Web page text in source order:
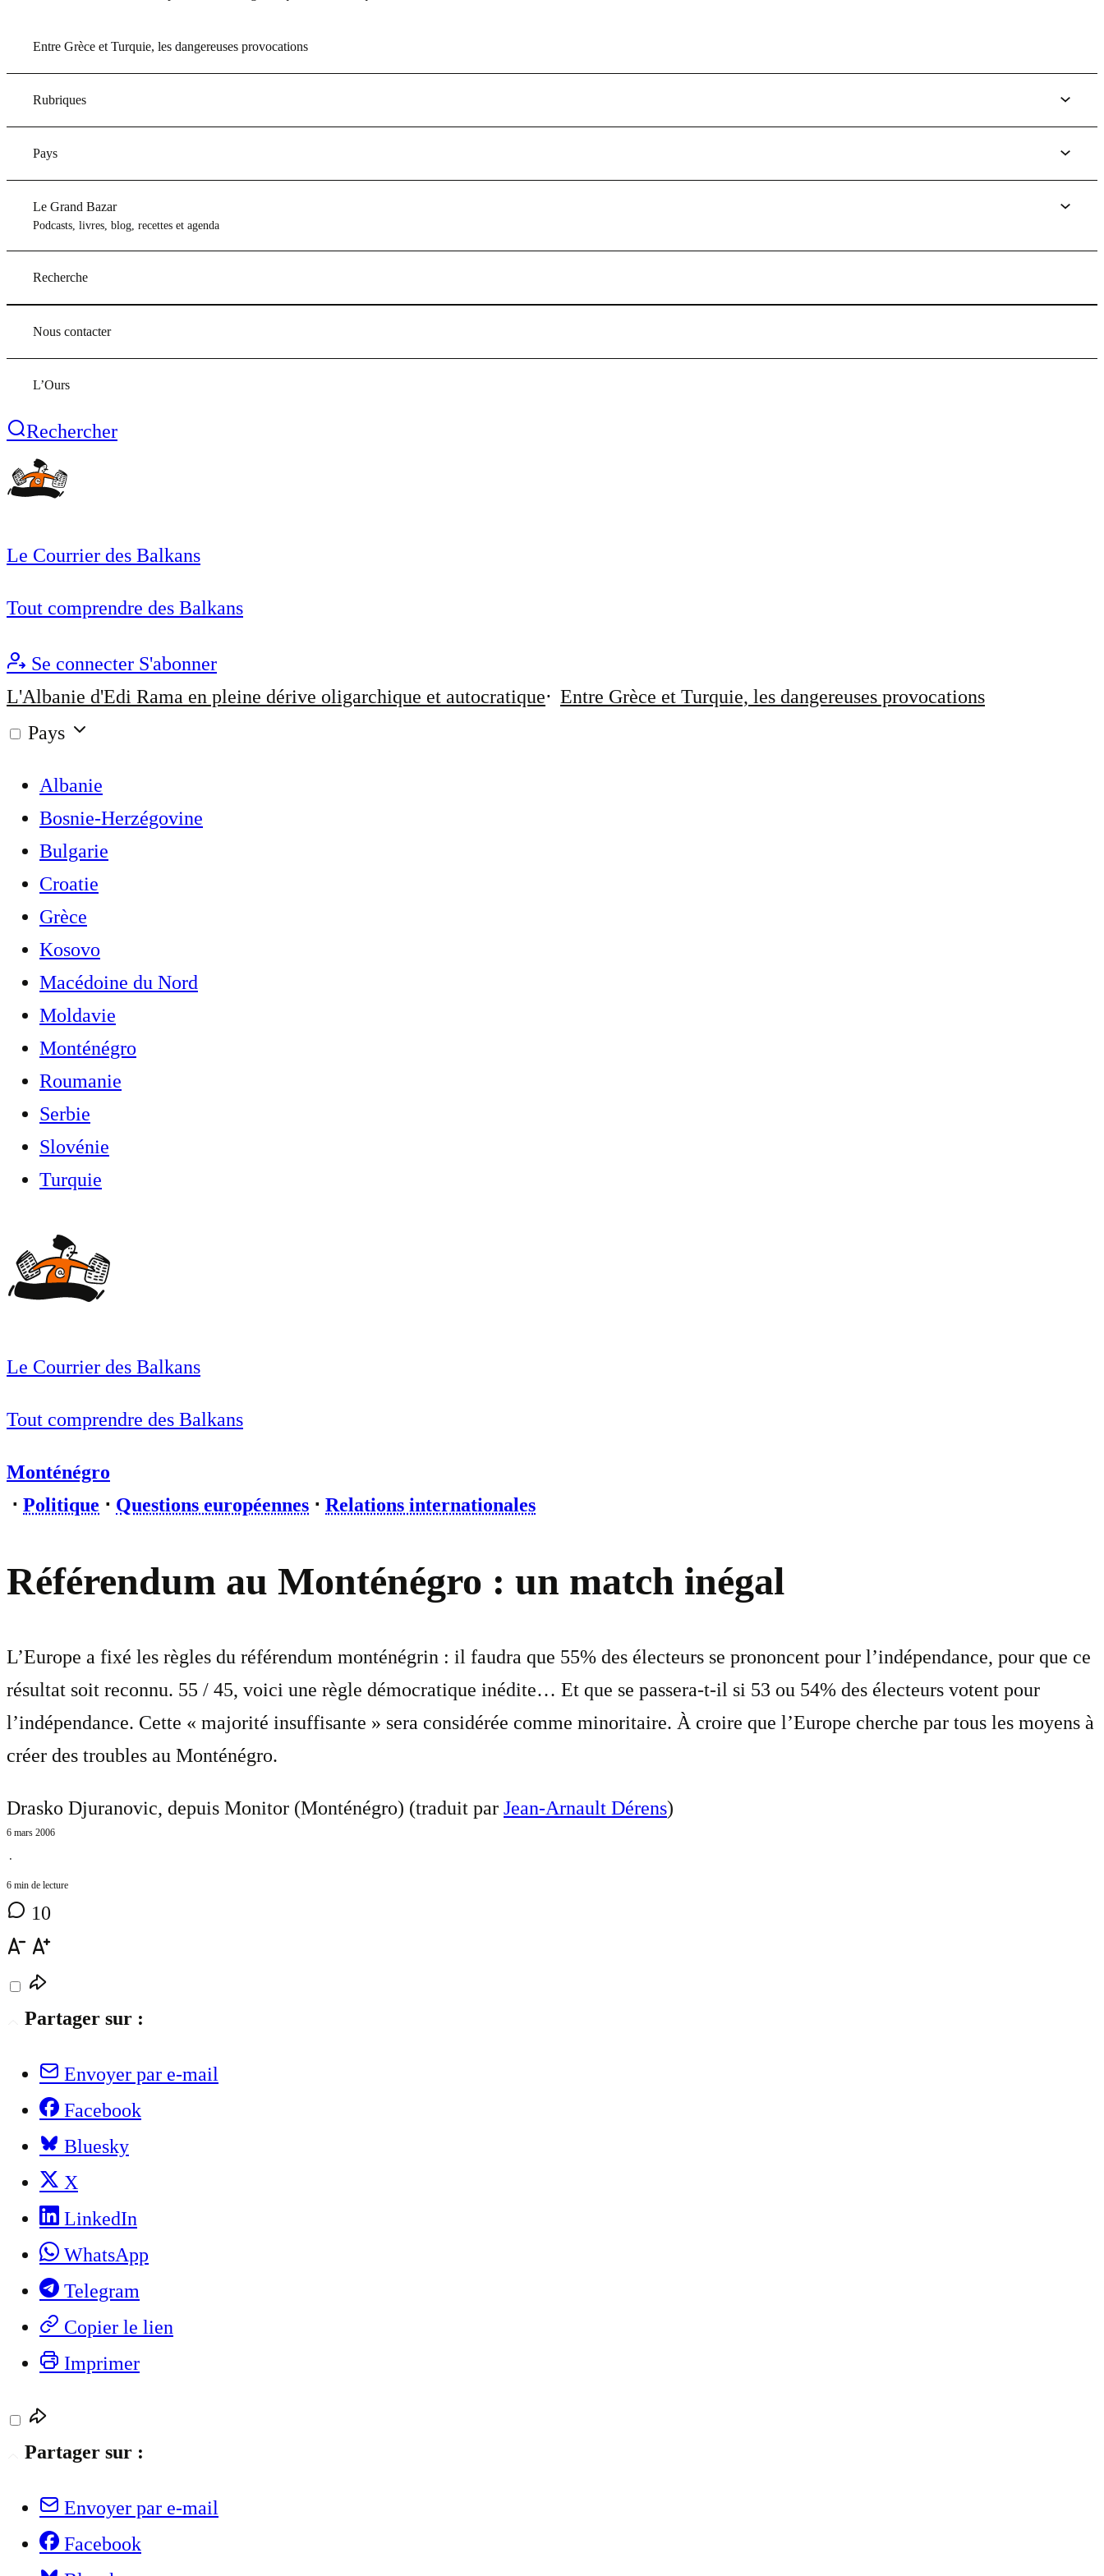
Entre Grèce et Turquie, les dangereuses provocations
Rubriques
Pays
Le Grand Bazar
Podcasts, livres, blog, recettes et agenda
Recherche
Nous contacter
L’Ours
Rechercher
Le Courrier des Balkans
Tout comprendre des Balkans
Se connecter S'abonner
L'Albanie d'Edi Rama en pleine dérive oligarchique et autocratique
Entre Grèce et Turquie, les dangereuses provocations
Pays
Albanie
Bosnie-Herzégovine
Bulgarie
Croatie
Grèce
Kosovo
Macédoine du Nord
Moldavie
Monténégro
Roumanie
Serbie
Slovénie
Turquie
Le Courrier des Balkans
Tout comprendre des Balkans
Monténégro
⋅ Politique ⋅ Questions européennes ⋅ Relations internationales
Référendum au Monténégro : un match inégal
L’Europe a fixé les règles du référendum monténégrin : il faudra que 55% des électeurs se prononcent pour l’indépendance, pour que ce
résultat soit reconnu. 55 / 45, voici une règle démocratique inédite… Et que se passera-t-il si 53 ou 54% des électeurs votent pour
l’indépendance. Cette « majorité insuffisante » sera considérée comme minoritaire. À croire que l’Europe cherche par tous les moyens à
créer des troubles au Monténégro.
Drasko Djuranovic, depuis Monitor (Monténégro) (traduit par Jean-Arnault Dérens)
6 mars 2006
⋅
6 min de lecture
10
Partager sur :
Envoyer par e-mail
Facebook
Bluesky
X
LinkedIn
WhatsApp
Telegram
Copier le lien
Imprimer
Partager sur :
Envoyer par e-mail
Facebook